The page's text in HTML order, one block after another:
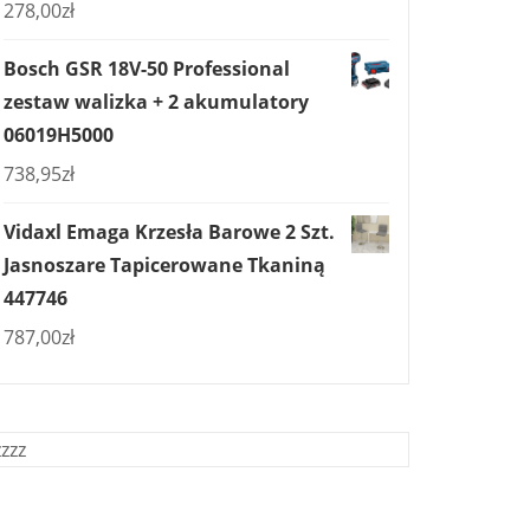
278,00zł
Bosch GSR 18V-50 Professional
zestaw walizka + 2 akumulatory
06019H5000
738,95zł
Vidaxl Emaga Krzesła Barowe 2 Szt.
Jasnoszare Tapicerowane Tkaniną
447746
787,00zł